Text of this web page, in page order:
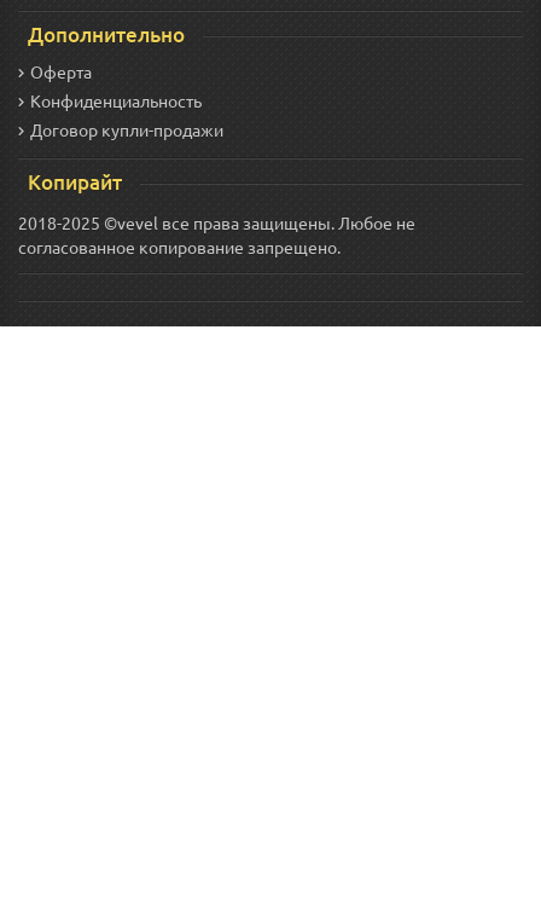
Дополнительно
Оферта
Конфиденциальность
Договор купли-продажи
Копирайт
2018-2025 ©vevel все права защищены. Любое не
согласованное копирование запрещено.